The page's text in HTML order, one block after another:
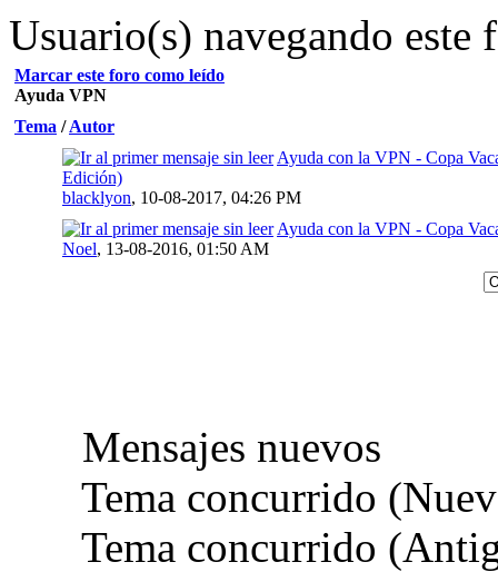
Usuario(s) navegando
Marcar este foro como leído
Ayuda VPN
Tema /Autor
Ayuda con la VPN - Copa
Edición)
blacklyon, 10-08-2017, 04:26 PM
Ayuda con la VPN - Copa
Noel, 13-08-2016, 01:50 AM
0 voto(s) - Media 0 de 5
Mensajes nuevos
Tema concurrido
Tema concurrido